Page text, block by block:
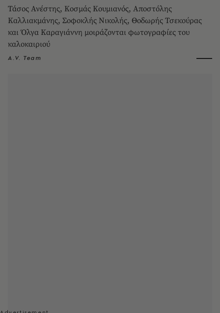
Τάσος Ανέστης, Κοσμάς Κουμιανός, Aποστόλης
Καλλιακμάνης, Σοφοκλής Νικολής, Θοδωρής Τσεκούρας
και Όλγα Καραγιάννη μοιράζονται φωτογραφίες του
καλοκαιριού
A.V. Team